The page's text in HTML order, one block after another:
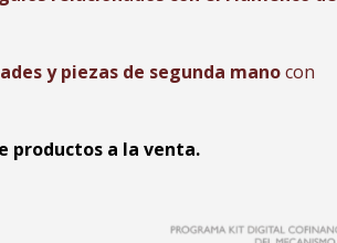
y piezas de segunda manocon
productos a la venta.